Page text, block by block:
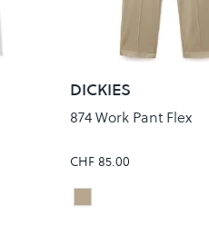
DICKIES
874 Work Pant Flex
CHF 85.00
Colour
Khaki